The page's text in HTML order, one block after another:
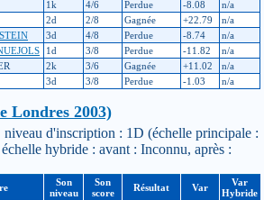
1k 4/6 Perdue -8.08
n/a
2d 2/8 Gagnée +22.79
n/a
3d 4/8 Perdue -8.74
n/a
1d 3/8 Perdue -11.82
n/a
2k 3/6 Gagnée +11.02
n/a
3d 3/8 Perdue -1.03 n/a
Londres 2003)
d'inscription : 1D (échelle principale :
hybride : avant : Inconnu, après :
Son
niveau
Son
score
Résultat Var
Var
Hybride